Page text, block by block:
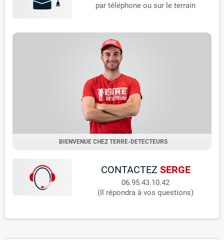
par téléphone ou sur le terrain
BIENVENUE CHEZ TERRE-DETECTEURS
CONTACTEZ SERGE
06.95.43.10.42
(Il répondra à vos questions)